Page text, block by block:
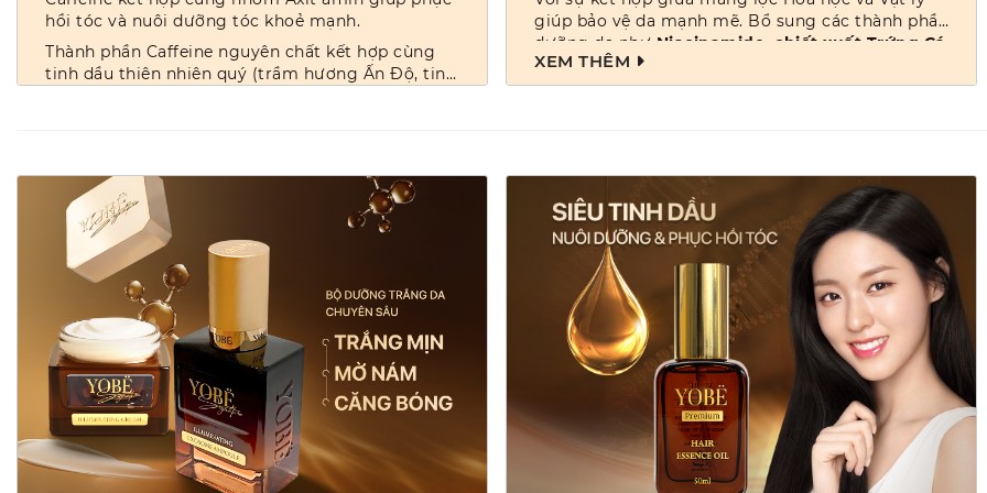
hồi tóc và nuôi dưỡng tóc khoẻ mạnh.
Thành phần Caffeine nguyên chất kết hợp cùng
tinh dầu thiên nhiên quý (trầm hương Ấn Độ, tinh
giúp bảo vệ da mạnh mẽ. Bổ sung các thành phần
dưỡng da như Niacinamide, chiết xuất Trứng Cá
Hồi,
Centella Asiatica Extract
hỗ trợ phục hồi tổn thương.
XEM THÊM